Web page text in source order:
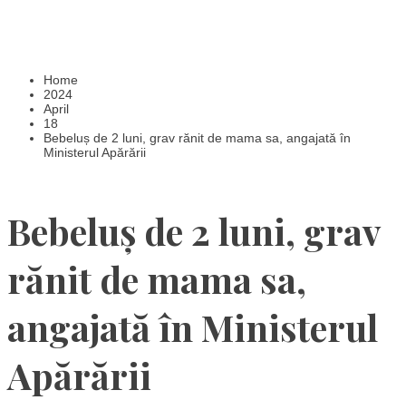
Home
2024
April
18
Bebeluș de 2 luni, grav rănit de mama sa, angajată în
Ministerul Apărării
Bebeluș de 2 luni, grav
rănit de mama sa,
angajată în Ministerul
Apărării